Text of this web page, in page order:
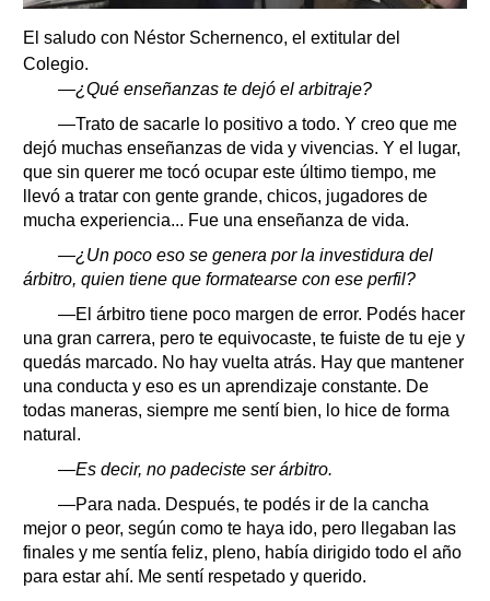
El saludo con Néstor Schernenco, el extitular del
Colegio.
—¿Qué enseñanzas te dejó el arbitraje?
—Trato de sacarle lo positivo a todo. Y creo que me
dejó muchas enseñanzas de vida y vivencias. Y el lugar,
que sin querer me tocó ocupar este último tiempo, me
llevó a tratar con gente grande, chicos, jugadores de
mucha experiencia... Fue una enseñanza de vida.
—¿Un poco eso se genera por la investidura del
árbitro, quien tiene que formatearse con ese perfil?
—El árbitro tiene poco margen de error. Podés hacer
una gran carrera, pero te equivocaste, te fuiste de tu eje y
quedás marcado. No hay vuelta atrás. Hay que mantener
una conducta y eso es un aprendizaje constante. De
todas maneras, siempre me sentí bien, lo hice de forma
natural.
—Es decir, no padeciste ser árbitro.
—Para nada. Después, te podés ir de la cancha
mejor o peor, según como te haya ido, pero llegaban las
finales y me sentía feliz, pleno, había dirigido todo el año
para estar ahí. Me sentí respetado y querido.